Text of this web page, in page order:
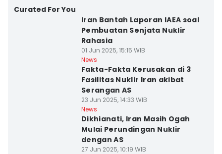
Curated For You
Iran Bantah Laporan IAEA soal
Pembuatan Senjata Nuklir
Rahasia
01 Jun 2025, 15:15 WIB
News
Fakta-Fakta Kerusakan di 3
Fasilitas Nuklir Iran akibat
Serangan AS
23 Jun 2025, 14:33 WIB
News
Dikhianati, Iran Masih Ogah
Mulai Perundingan Nuklir
dengan AS
27 Jun 2025, 10:19 WIB